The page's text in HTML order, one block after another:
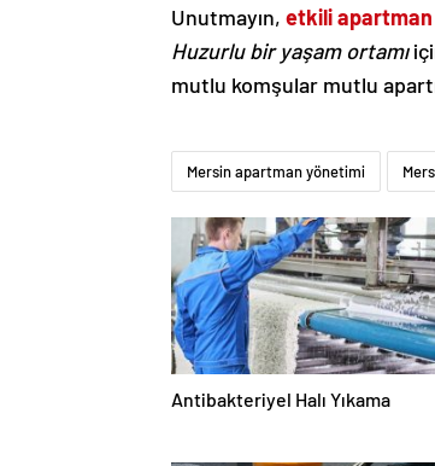
Unutmayın, etkili
Huzurlu bir yaşam ortamı
mutlu komşular mutlu
Mersin apartman yönetimi
Antibakteriyel Halı Yıkama